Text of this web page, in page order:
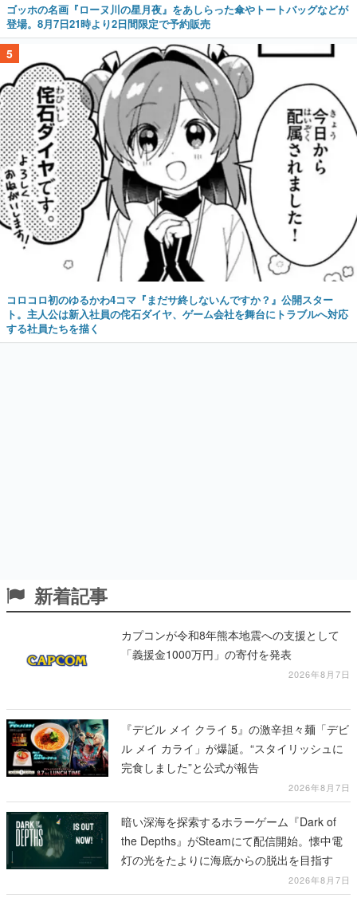
ゴッホの名画『ローヌ川の星月夜』をあしらった傘やトートバッグなどが
登場。8月7日21時より2日間限定で予約販売
5
コロコロ初のゆるかわ4コマ『まだサ終しないんですか？』公開スター
ト。主人公は新入社員の侘石ダイヤ、ゲーム会社を舞台にトラブルへ対応
する社員たちを描く
新着記事
カプコンが令和8年熊本地震への支援として
「義援金1000万円」の寄付を発表
2026年8月7日
『デビル メイ クライ 5』の激辛担々麺「デビ
ル メイ カライ」が爆誕。“スタイリッシュに
完食しました”と公式が報告
2026年8月7日
暗い深海を探索するホラーゲーム『Dark of
the Depths』がSteamにて配信開始。懐中電
灯の光をたよりに海底からの脱出を目指す
2026年8月7日